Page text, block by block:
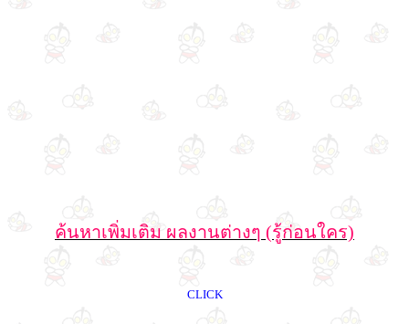
ค้นหาเพิ่มเติม ผลงานต่างๆ (รู้ก่อนใคร)
CLICK